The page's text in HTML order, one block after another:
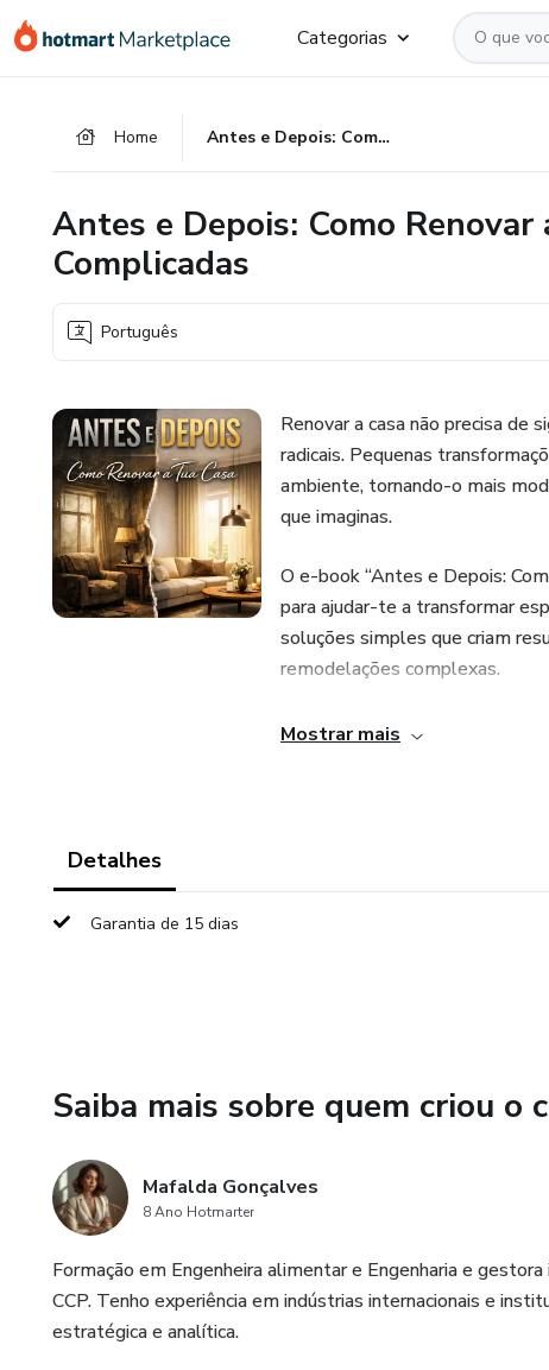
para
para
para
Categorias
Home Antes e Depois: Como Renovar a Tua Casa Sem Obras Complicadas
Antes e Depois: Como Renovar
Complicadas
Português
Renovar a casa não precisa de
radicais. Pequenas
ambiente, tornando-o mais
que imaginas.
O e-book “Antes e Depois:
para ajudar-te a transformar
soluções simples que criam
remodelações complexas.
Neste guia prático e inspirador
6. Pequenas mudanças que
Se queres dar uma nova vida
uma fortuna, este e-book vai
Mostrar mais
Detalhes
Garantia de 15 dias
Saiba mais sobre quem criou o
Mafalda Gonçalves
8 Ano Hotmarter
Formação em Engenheira alimentar e Engenharia e
CCP. Tenho experiência em indústrias internacionais e
estratégica e analítica.